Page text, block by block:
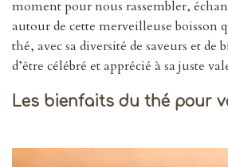
moment pour nous rassembler,
autour de cette merveilleuse boisson
thé, avec sa diversité de saveurs et de
d’être célébré et apprécié à sa juste
Les bienfaits du thé pour